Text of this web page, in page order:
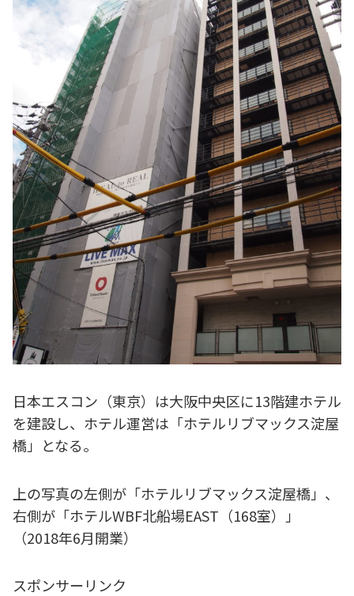
日本エスコン（東京）は大阪中央区に13階建ホテル
を建設し、ホテル運営は「ホテルリブマックス淀屋
橋」となる。
上の写真の左側が「ホテルリブマックス淀屋橋」、
右側が「ホテルWBF北船場EAST（168室）」
（2018年6月開業）
スポンサーリンク